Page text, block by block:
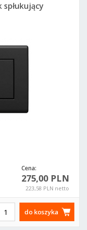
Cena:
275,00 PLN
223,58 PLN netto
do koszyka